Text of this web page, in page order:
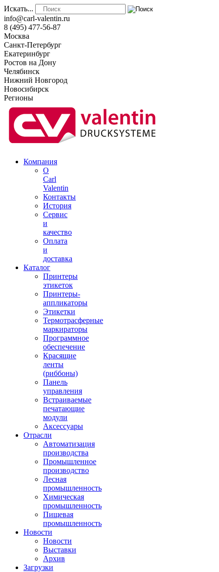
Искать...
info@carl-valentin.ru
8 (495) 477-56-87
Москва
Санкт-Петербург
Екатеринбург
Ростов на Дону
Челябинск
Нижний Новгород
Новосибирск
Регионы
Компания
О
Carl
Valentin
Контакты
История
Сервис
и
качество
Оплата
и
доставка
Каталог
Принтеры
этикеток
Принтеры-
аппликаторы
Этикетки
Термотрасферные
маркираторы
Программное
обеспечение
Красящие
ленты
(риббоны)
Панель
управления
Встраиваемые
печатающие
модули
Аксессуары
Отрасли
Автоматизация
производства
Промышленное
производство
Лесная
промышленность
Химическая
промышленность
Пищевая
промышленность
Новости
Новости
Выставки
Архив
Загрузки